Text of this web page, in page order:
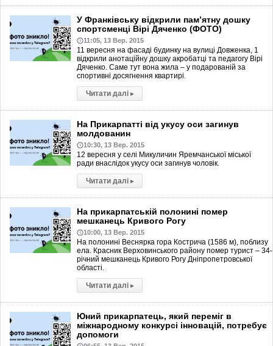
У Франківську відкрили пам’ятну дошку
спортсменці Вірі Дяченко (ФОТО)
11:05, 13 Вер. 2015
11 вересня на фасаді будинку на вулиці Довженка, 1
відкрили анотаційну дошку акробатці та педагогу Вірі
Дяченко. Саме тут вона жила – у подарованій за
спортивні досягнення квартирі.
Читати далі ▸
На Прикарпатті від укусу оси загинув
молдованин
10:30, 13 Вер. 2015
12 вересня у селі Микуличин Яремчанської міської
ради внаслідок укусу оси загинув чоловік.
Читати далі ▸
На прикарпатській полонині помер
мешканець Кривого Рогу
10:00, 13 Вер. 2015
На полонині Веснярка гора Кострича (1586 м), поблизу
ела. Красник Верховинського району помер турист – 34-
річний мешканець Кривого Рогу Дніпропетровської
області.
Читати далі ▸
Юний прикарпатець, який переміг в
міжнародному конкурсі інновацій, потребує
допомоги